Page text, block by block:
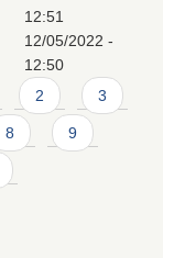
12:51
12/05/2022 -
12:50
2 3
8 9